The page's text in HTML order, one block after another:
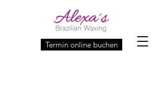
Termin online buchen